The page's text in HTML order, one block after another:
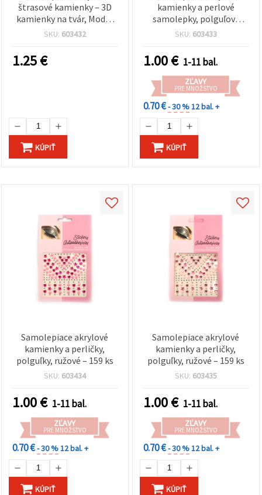
štrasové kamienky – 3D
kamienky na tvár, Model
8, mix farieb
SKU: 603432
1.25€
KÚPIŤ
kamienky a perlové
samolepky, polguľový
tvar, modré – 159 ks
SKU: 603433
1.00€ 1-11 bal.
ZĽAVY
PRE MNOŽSTVO
0.70 €- 30 %12 bal. +
KÚPIŤ
Samolepiace akrylové
kamienky a perličky,
polguľky, ružové – 159 ks
SKU: 603434
1.00€ 1-11 bal.
ZĽAVY
PRE MNOŽSTVO
0.70 €- 30 %12 bal. +
KÚPIŤ
Samolepiace akrylové
kamienky a perličky,
polguľky, ružové – 159 ks
SKU: 603435
1.00€ 1-11 bal.
ZĽAVY
PRE MNOŽSTVO
0.70 €- 30 %12 bal. +
KÚPIŤ